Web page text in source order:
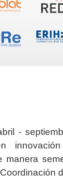
-
manera